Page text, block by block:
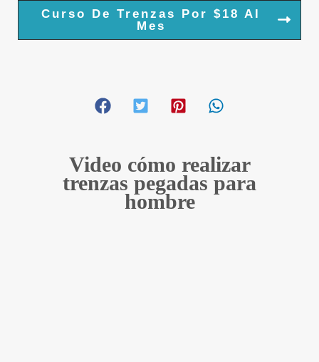
Curso De Trenzas Por $18 Al
Mes
Video cómo realizar
trenzas pegadas para
hombre